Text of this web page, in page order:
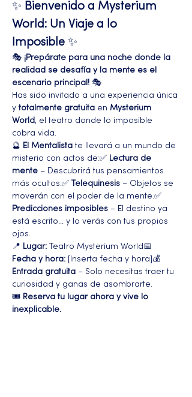
✨ Bienvenido a Mysterium
World: Un Viaje a lo
Imposible ✨
🎭 ¡Prepárate para una noche donde la
realidad se desafía y la mente es el
escenario principal! 🎭
Has sido invitado a una experiencia única
y totalmente gratuita en Mysterium
World, el teatro donde lo imposible
cobra vida.
🔮 El Mentalista te llevará a un mundo de
misterio con actos de:✅ Lectura de
mente – Descubrirá tus pensamientos
más ocultos.✅
Telequinesis – Objetos se
moverán con el poder de la mente.✅
Predicciones imposibles – El destino ya
está escrito... y lo verás con tus propios
ojos.
📍 Lugar: Teatro Mysterium World📅
Fecha y hora: [Inserta fecha y hora]💰
Entrada gratuita – Solo necesitas traer tu
curiosidad y ganas de asombrarte.
🎟️ Reserva tu lugar ahora y vive lo
inexplicable.